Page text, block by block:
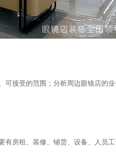
接受的范围；分析周边眼镜店的
房租、装修、铺货、设备、人员